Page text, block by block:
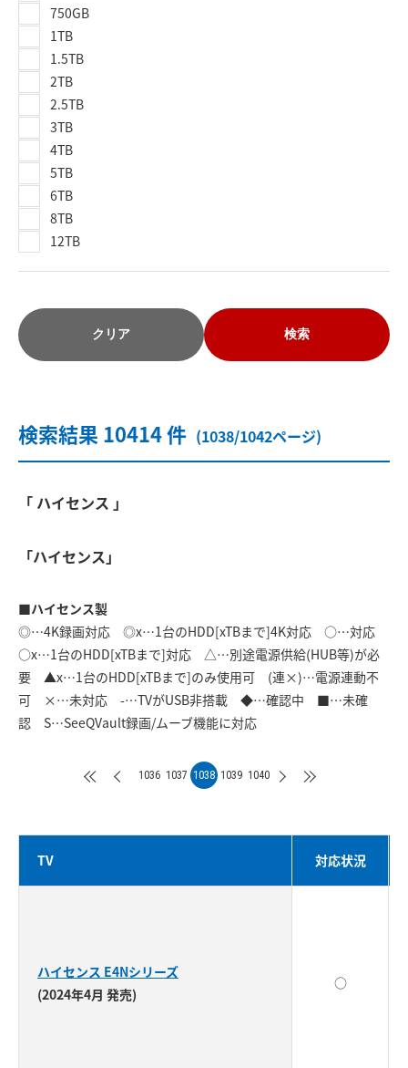
750GB
1TB
1.5TB
2TB
2.5TB
3TB
4TB
5TB
6TB
8TB
12TB
クリア 検索
検索結果 10414 件 (1038/1042ページ)
「 ハイセンス 」
「ハイセンス」
■ハイセンス製
◎…4K録画対応 ◎x…1台のHDD[xTBまで]4K対応 ○…対応
○x…1台のHDD[xTBまで]対応 △…別途電源供給(HUB等)が必
要 ▲x…1台のHDD[xTBまで]のみ使用可 (連×)…電源連動不
可 ×…未対応 -…TVがUSB非搭載 ◆…確認中 ■…未確
認 S…SeeQVault録画/ムーブ機能に対応
1036 1037 1038 1039 1040
TV 対応状況
ハイセンス E4Nシリーズ
(2024年4月 発売)
○